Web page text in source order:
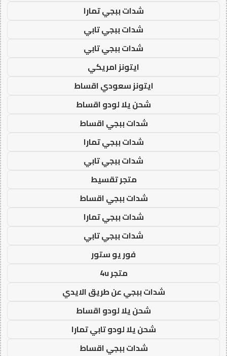
شدات ببجي تمارا
شدات ببجي تابي
شدات ببجي تابي
ايتونز امريكي
ايتونز سعودي اقساط
شحن يلا لودو اقساط
شدات ببجي اقساط
شدات ببجي تمارا
شدات ببجي تابي
متجر تقسيط
شدات ببجي اقساط
شدات ببجي تمارا
شدات ببجي تابي
فور يو ستور
متجر 4u
شدات ببجي عن طريق الايدي
شحن يلا لودو اقساط
شحن يلا لودو تابي تمارا
شدات ببجي اقساط